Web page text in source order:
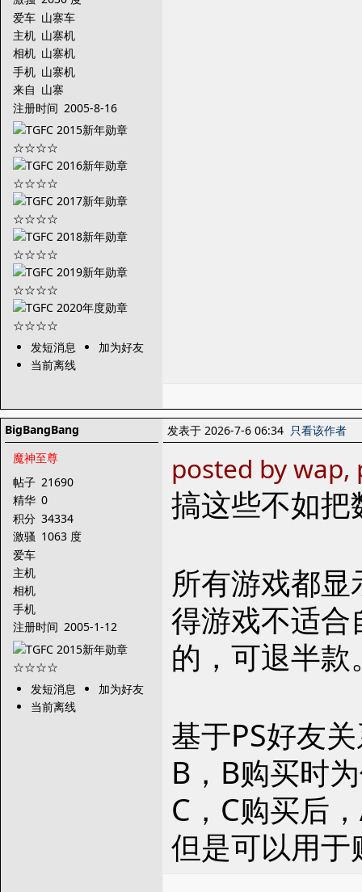
爱车 山寨车
主机 山寨机
相机 山寨机
手机 山寨机
来自 山寨
注册时间 2005-8-16
发短消息
加为好友
当前离线
BigBangBang
魔神至尊
帖子 21690
精华 0
积分 34334
激骚 1063 度
爱车
主机
相机
手机
注册时间 2005-1-12
发短消息
加为好友
当前离线
发表于 2026-7-6 06:34 只看该作者
posted by
搞这些不如
所有游戏都
得游戏不适
的，可退半款
基于PS好友
B，B购买时
C，C购买后
但是可以用于